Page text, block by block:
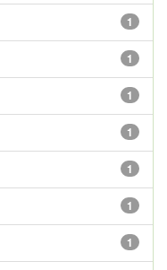
1
1
1
1
1
1
1